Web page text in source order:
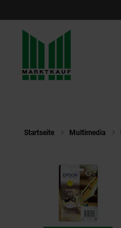
Startseite Multimedia